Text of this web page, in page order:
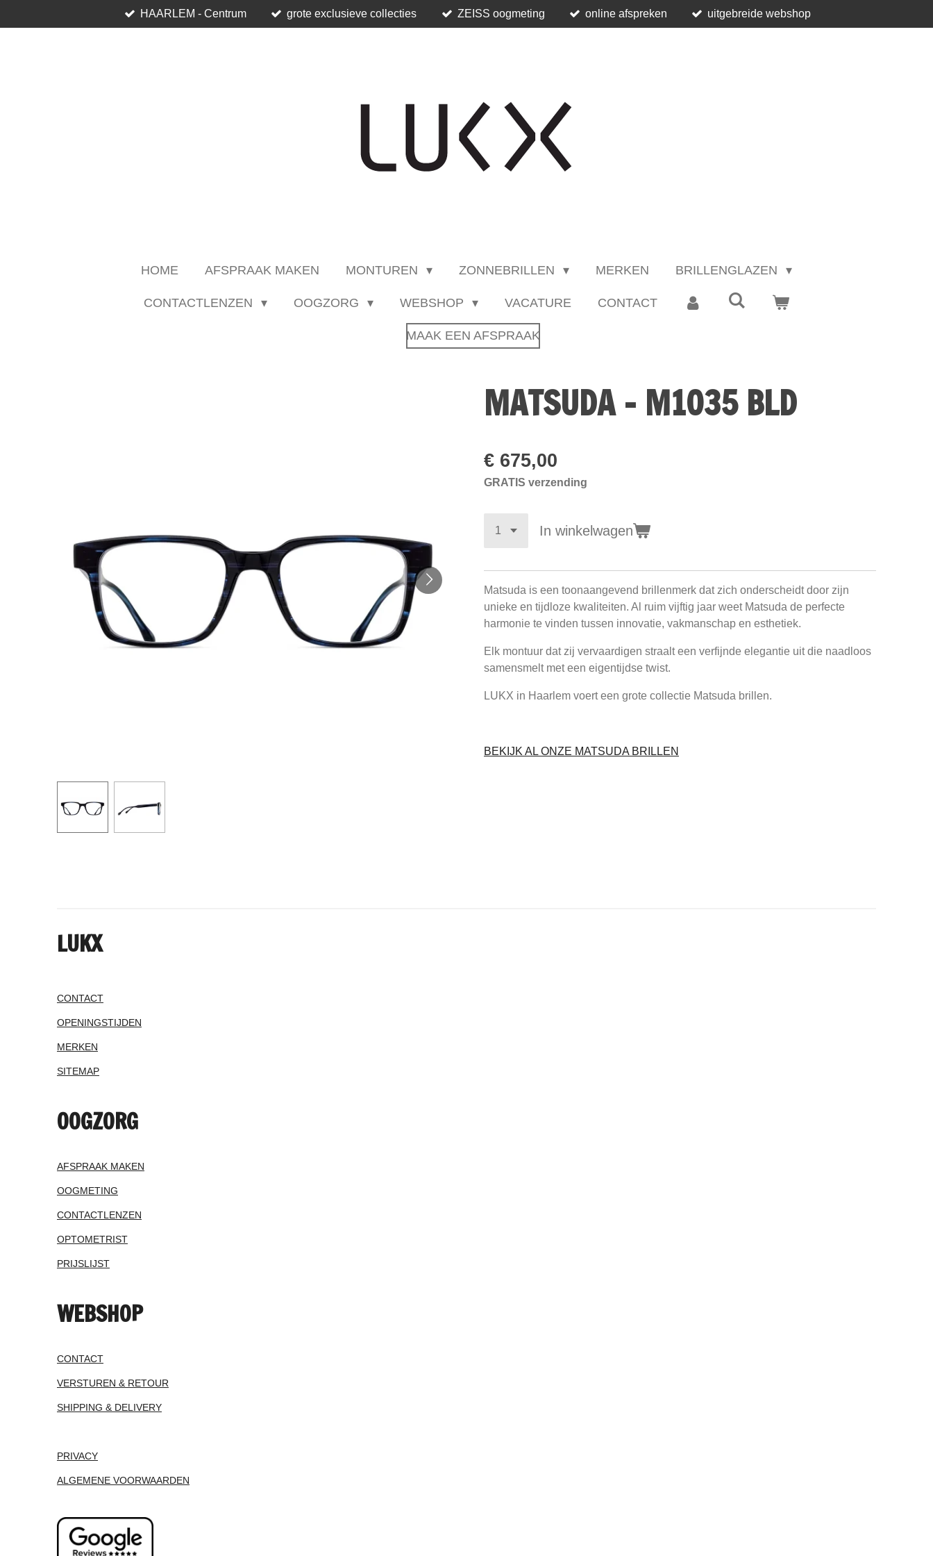
direct
HAARLEM - Centrum grote exclusieve collecties ZEISS oogmeting online afspreken uitgebreide webshop
HOME AFSPRAAK MAKEN MONTUREN ZONNEBRILLEN MERKEN BRILLENGLAZEN
CONTACTLENZEN OOGZORG WEBSHOP VACATURE CONTACT
MAAK EEN AFSPRAAK
MATSUDA - M1035 BLD
€ 675,00
GRATIS verzending
In winkelwagen
Matsuda is een toonaangevend brillenmerk dat zich onderscheidt door zijn
unieke en tijdloze kwaliteiten. Al ruim vijftig jaar weet Matsuda de perfecte
harmonie te vinden tussen innovatie, vakmanschap en esthetiek.
Elk montuur dat zij vervaardigen straalt een verfijnde elegantie uit die naadloos
samensmelt met een eigentijdse twist.
LUKX in Haarlem voert een grote collectie Matsuda brillen.
BEKIJK AL ONZE MATSUDA BRILLEN
LUKX
CONTACT
OPENINGSTIJDEN
MERKEN
SITEMAP
OOGZORG
AFSPRAAK MAKEN
OOGMETING
CONTACTLENZEN
OPTOMETRIST
PRIJSLIJST
WEBSHOP
CONTACT
VERSTUREN & RETOUR
SHIPPING & DELIVERY
PRIVACY
ALGEMENE VOORWAARDEN